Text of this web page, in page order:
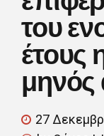
του
έτους
μηνός
27